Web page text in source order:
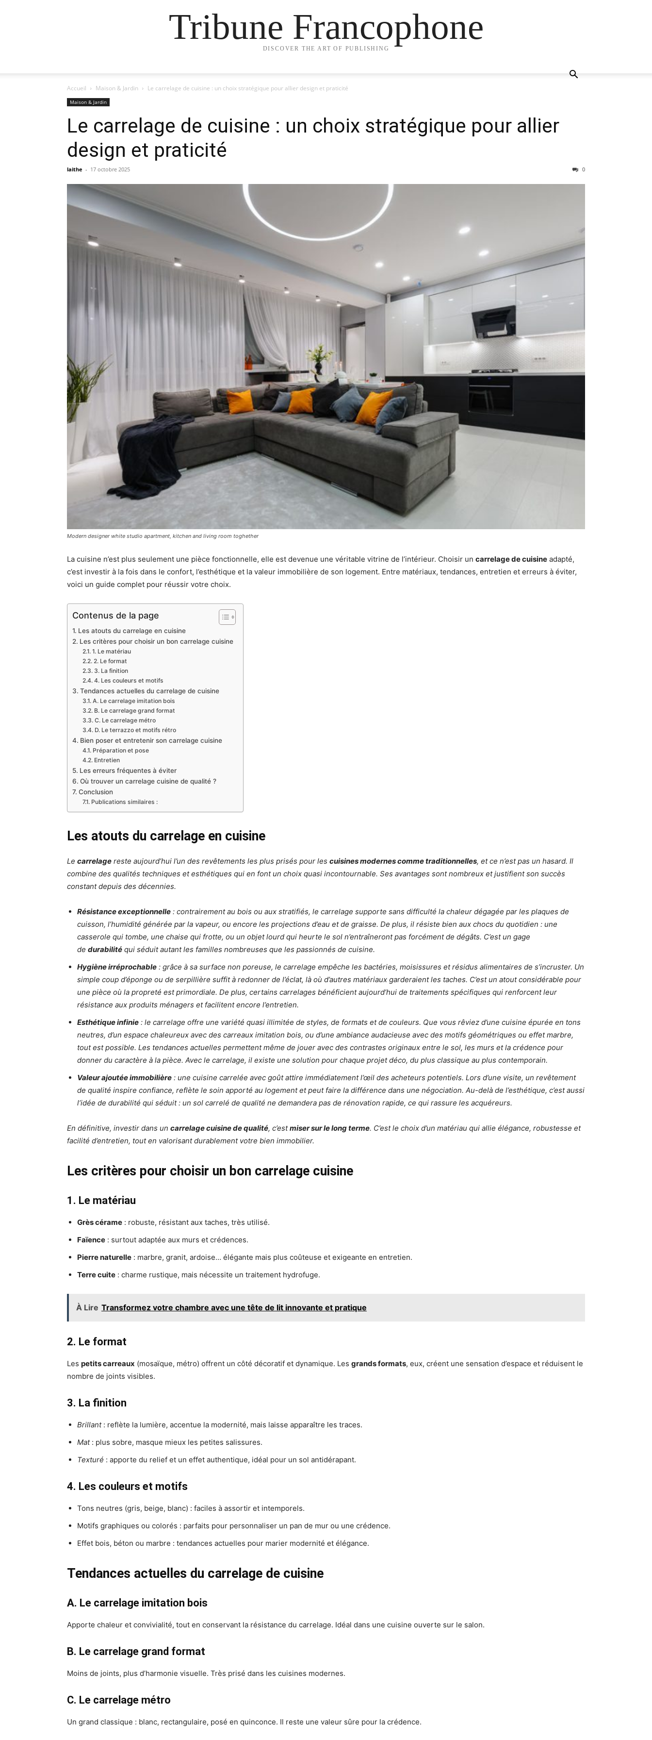
Tribune Francophone
DISCOVER THE ART OF PUBLISHING
Accueil Maison & Jardin Le carrelage de cuisine : un choix stratégique pour allier design et praticité
Maison & Jardin
Le carrelage de cuisine : un choix stratégique pour allier
design et praticité
laithe - 17 octobre 2025 0
Modern designer white studio apartment, kitchen and living room toghether
La cuisine n’est plus seulement une pièce fonctionnelle, elle est devenue une véritable vitrine de l’intérieur. Choisir un carrelage de cuisine adapté,
c’est investir à la fois dans le confort, l’esthétique et la valeur immobilière de son logement. Entre matériaux, tendances, entretien et erreurs à éviter,
voici un guide complet pour réussir votre choix.
Contenus de la page
Les atouts du carrelage en cuisine
Les critères pour choisir un bon carrelage cuisine
1. Le matériau
2. Le format
3. La finition
4. Les couleurs et motifs
Tendances actuelles du carrelage de cuisine
A. Le carrelage imitation bois
B. Le carrelage grand format
C. Le carrelage métro
D. Le terrazzo et motifs rétro
Bien poser et entretenir son carrelage cuisine
Préparation et pose
Entretien
Les erreurs fréquentes à éviter
Où trouver un carrelage cuisine de qualité ?
Conclusion
Publications similaires :
Les atouts du carrelage en cuisine
Le carrelage reste aujourd’hui l’un des revêtements les plus prisés pour les cuisines modernes comme traditionnelles, et ce n’est pas un hasard. Il
combine des qualités techniques et esthétiques qui en font un choix quasi incontournable. Ses avantages sont nombreux et justifient son succès
constant depuis des décennies.
Résistance exceptionnelle : contrairement au bois ou aux stratifiés, le carrelage supporte sans difficulté la chaleur dégagée par les plaques de
cuisson, l’humidité générée par la vapeur, ou encore les projections d’eau et de graisse. De plus, il résiste bien aux chocs du quotidien : une
casserole qui tombe, une chaise qui frotte, ou un objet lourd qui heurte le sol n’entraîneront pas forcément de dégâts. C’est un gage
de durabilité qui séduit autant les familles nombreuses que les passionnés de cuisine.
Hygiène irréprochable : grâce à sa surface non poreuse, le carrelage empêche les bactéries, moisissures et résidus alimentaires de s’incruster. Un
simple coup d’éponge ou de serpillière suffit à redonner de l’éclat, là où d’autres matériaux garderaient les taches. C’est un atout considérable pour
une pièce où la propreté est primordiale. De plus, certains carrelages bénéficient aujourd’hui de traitements spécifiques qui renforcent leur
résistance aux produits ménagers et facilitent encore l’entretien.
Esthétique infinie : le carrelage offre une variété quasi illimitée de styles, de formats et de couleurs. Que vous rêviez d’une cuisine épurée en tons
neutres, d’un espace chaleureux avec des carreaux imitation bois, ou d’une ambiance audacieuse avec des motifs géométriques ou effet marbre,
tout est possible. Les tendances actuelles permettent même de jouer avec des contrastes originaux entre le sol, les murs et la crédence pour
donner du caractère à la pièce. Avec le carrelage, il existe une solution pour chaque projet déco, du plus classique au plus contemporain.
Valeur ajoutée immobilière : une cuisine carrelée avec goût attire immédiatement l’œil des acheteurs potentiels. Lors d’une visite, un revêtement
de qualité inspire confiance, reflète le soin apporté au logement et peut faire la différence dans une négociation. Au-delà de l’esthétique, c’est aussi
l’idée de durabilité qui séduit : un sol carrelé de qualité ne demandera pas de rénovation rapide, ce qui rassure les acquéreurs.
En définitive, investir dans un carrelage cuisine de qualité, c’estmiser sur le long terme. C’est le choix d’un matériau qui allie élégance, robustesse et
facilité d’entretien, tout en valorisant durablement votre bien immobilier.
Les critères pour choisir un bon carrelage cuisine
1. Le matériau
Grès cérame : robuste, résistant aux taches, très utilisé.
Faïence : surtout adaptée aux murs et crédences.
Pierre naturelle : marbre, granit, ardoise… élégante mais plus coûteuse et exigeante en entretien.
Terre cuite : charme rustique, mais nécessite un traitement hydrofuge.
À Lire Transformez votre chambre avec une tête de lit innovante et pratique
2. Le format
Les petits carreaux (mosaïque, métro) offrent un côté décoratif et dynamique. Les grands formats, eux, créent une sensation d’espace et réduisent le
nombre de joints visibles.
3. La finition
Brillant: reflète la lumière, accentue la modernité, mais laisse apparaître les traces.
Mat: plus sobre, masque mieux les petites salissures.
Texturé : apporte du relief et un effet authentique, idéal pour un sol antidérapant.
4. Les couleurs et motifs
Tons neutres (gris, beige, blanc) : faciles à assortir et intemporels.
Motifs graphiques ou colorés : parfaits pour personnaliser un pan de mur ou une crédence.
Effet bois, béton ou marbre : tendances actuelles pour marier modernité et élégance.
Tendances actuelles du carrelage de cuisine
A. Le carrelage imitation bois
Apporte chaleur et convivialité, tout en conservant la résistance du carrelage. Idéal dans une cuisine ouverte sur le salon.
B. Le carrelage grand format
Moins de joints, plus d’harmonie visuelle. Très prisé dans les cuisines modernes.
C. Le carrelage métro
Un grand classique : blanc, rectangulaire, posé en quinconce. Il reste une valeur sûre pour la crédence.